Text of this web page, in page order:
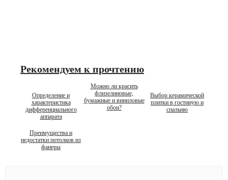
Рекомендуем к прочтению
Определение и
характеристика
дифференциального
аппарата
Можно ли красить
флизелиновые,
бумажные и виниловые
обои?
Выбор керамической
плитки в гостиную и
спальню
Преимущества и
недостатки потолков из
фанеры